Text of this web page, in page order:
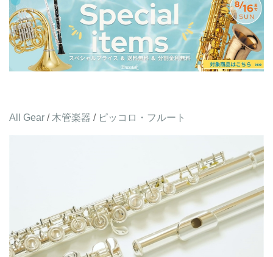
All Gear / 木管楽器 / ピッコロ・フルート